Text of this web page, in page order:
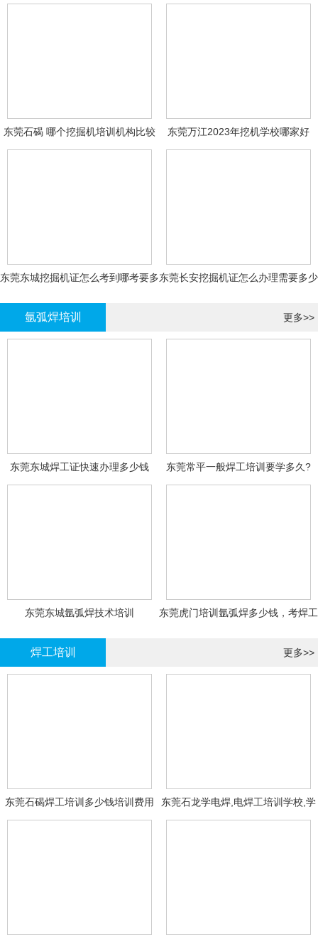
东莞石碣 哪个挖掘机培训机构比较
好?
东莞万江2023年挖机学校哪家好
东莞东城挖掘机证怎么考到哪考要多东莞长安挖掘机证怎么办理需要多少
氩弧焊培训 更多>>
东莞东城焊工证快速办理多少钱 东莞常平一般焊工培训要学多久?
东莞东城氩弧焊技术培训
东莞虎门培训氩弧焊多少钱，考焊工
焊工培训 更多>>
东莞石碣焊工培训多少钱培训费用
东莞石龙学电焊,电焊工培训学校,学
费多少钱?